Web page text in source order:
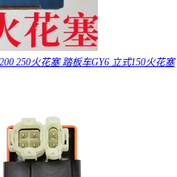
250火花塞 踏板车GY6 立式150火花塞